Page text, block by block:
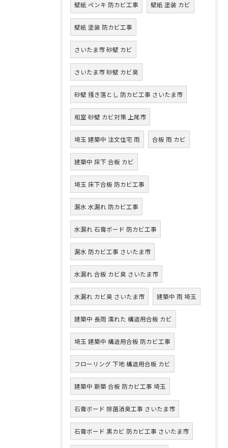
壁紙 ペンキ 防カビ工事 壁紙 塗装 カビ
壁紙 塗装 防カビ工事
さいたま市 砂壁 カビ
さいたま市 砂壁 カビ臭
砂壁 掻き落とし 防カビ工事 さいたま市
和室 砂壁 カビ対策 上尾市
埼玉 建築中 注文住宅 雨 合板 雨 カビ
建築中 床下 合板 カビ
埼玉 床下合板 防カビ工事
漏水 水漏れ 防カビ工事
水漏れ 石膏ボード 防カビ工事
漏水 防カビ工事 さいたま市
水漏れ 合板 カビ臭 さいたま市
水漏れ カビ臭 さいたま市 建築中 雨 埼玉
建築中 長雨 濡れた 構造用合板 カビ
埼玉 建築中 構造用合板 防カビ工事
フローリング 下地 構造用合板 カビ
建築中 新築 合板 防カビ工事 埼玉
石膏ボード 除菌消臭工事 さいたま市
石膏ボード 黒カビ 防カビ工事 さいたま市